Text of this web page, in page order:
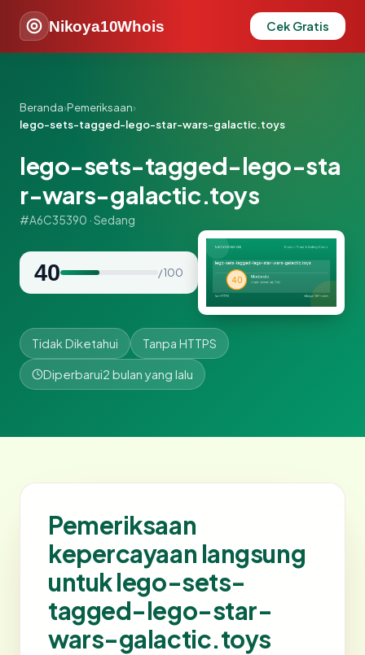
Nikoya10Whois Cek Gratis
Beranda›Pemeriksaan›
lego-sets-tagged-lego-star-wars-galactic.toys
lego-sets-tagged-lego-sta
r-wars-galactic.toys
#A6C35390 · Sedang
40 / 100
Tidak Diketahui Tanpa HTTPS
Diperbarui2 bulan yang lalu
Pemeriksaan
kepercayaan langsung
untuk lego-sets-
tagged-lego-star-
wars-galactic.toys